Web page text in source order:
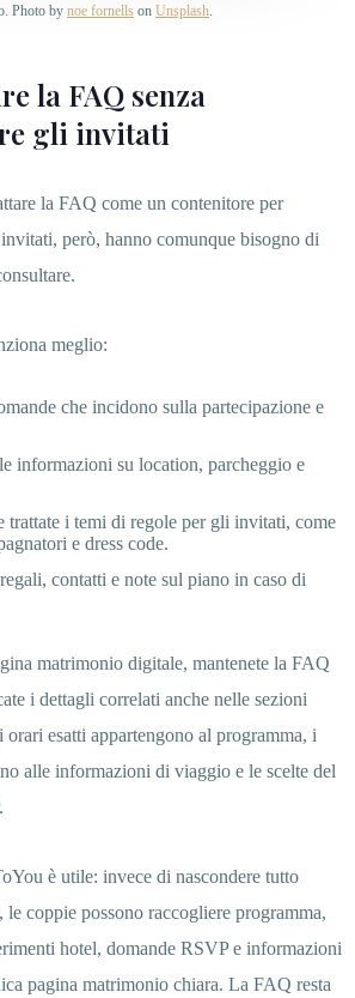
Photo by noe fornells on Unsplash
la FAQ senza
gli invitati
la FAQ come un contenitore per
però, hanno comunque bisogno di
meglio:
che incidono sulla partecipazione e
informazioni su location, parcheggio e
trattate i temi di regole per gli invitati, come
e dress code.
contatti e note sul piano in caso di
matrimonio digitale, mantenete la FAQ
i dettagli correlati anche nelle sezioni
orari esatti appartengono al programma, i
alle informazioni di viaggio e le scelte del
è utile: invece di nascondere tutto
coppie possono raccogliere programma,
hotel, domande RSVP e informazioni
pagina matrimonio chiara. La FAQ resta